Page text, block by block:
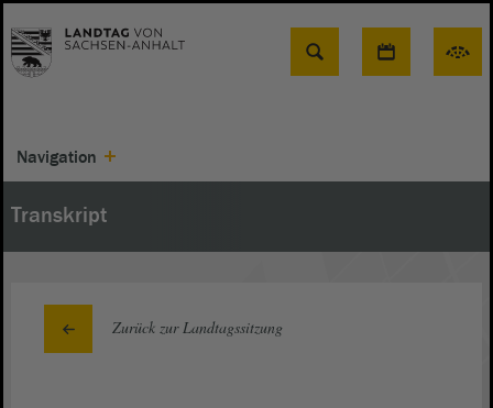
Suche
Navigation
Transkript
Zurück zur Landtagssitzung